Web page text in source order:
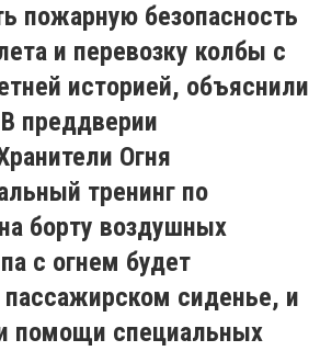
пожарную безопасность
и перевозку колбы с
историей, объяснили
преддверии
Огня
тренинг по
борту воздушных
с огнем будет
пассажирском сиденье, и
помощи специальных